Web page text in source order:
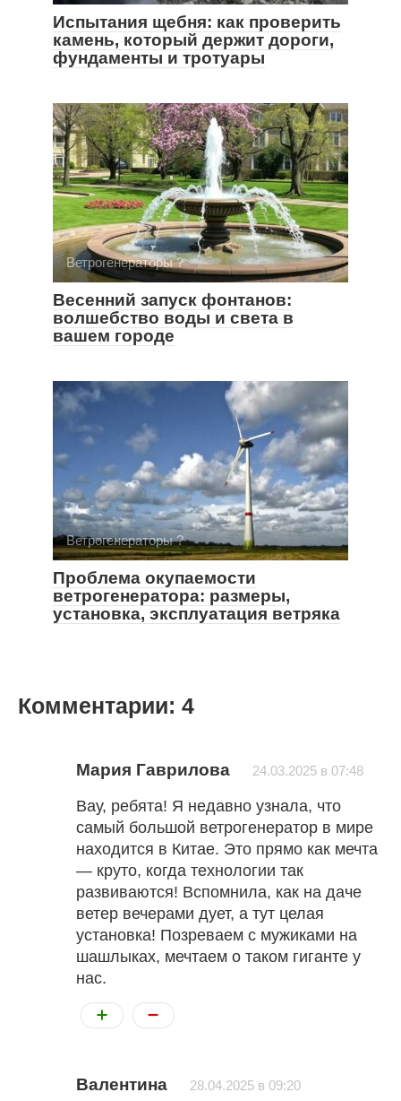
Испытания щебня: как проверить
камень, который держит дороги,
фундаменты и тротуары
Ветрогенераторы ?
Весенний запуск фонтанов:
волшебство воды и света в
вашем городе
Ветрогенераторы ?
Проблема окупаемости
ветрогенератора: размеры,
установка, эксплуатация ветряка
Комментарии: 4
Мария Гаврилова 24.03.2025 в 07:48
Вау, ребята! Я недавно узнала, что
самый большой ветрогенератор в мире
находится в Китае. Это прямо как мечта
— круто, когда технологии так
развиваются! Вспомнила, как на даче
ветер вечерами дует, а тут целая
установка! Позреваем с мужиками на
шашлыках, мечтаем о таком гиганте у
нас.
Валентина 28.04.2025 в 09:20